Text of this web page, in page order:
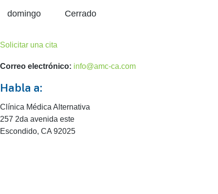
domingo Cerrado
Solicitar una cita
Correo electrónico: info@amc-ca.com
Habla a:
Clínica Médica Alternativa
257 2da avenida este
Escondido, CA 92025